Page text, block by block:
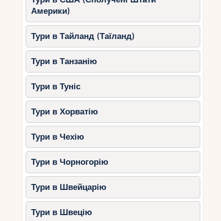
атмосфера.
Що робити?Плавання, прогулянки
вздовж узбережжя, вечеря у
прибережному ресторані.
Де зупинитись?
Beachcomber Golf Resort & Spa.
Як зробити романтичний
відпочинок на пляжі ще
кращим?
Організуйте вечерю на
пляжі.Багато готелів пропонують
приватні вечері прямо на піску.
Орендуйте човен.Вирушайте на
прогулянку на заході сонця, щоб
насолодитися природою на самоті.
Проведіть день на безлюдному
Америки)
Тури в Тайланд (Таїланд)
Тури в Танзанію
Тури в Туніс
Тури в Хорватію
Тури в Чехію
Тури в Чорногорію
Тури в Швейцарію
Тури в Швецію